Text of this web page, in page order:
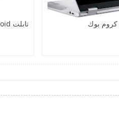
كروم بوك تابلت Nokia T20 Android